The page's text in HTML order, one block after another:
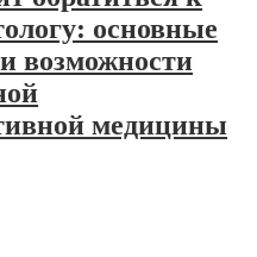
основные
возможности
медицины